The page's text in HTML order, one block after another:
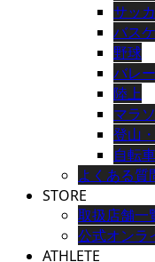
サッ
バス
野球
バレ
陸上
マラ
登山
自転車
よくある質
STORE
取扱店舗一
公式オンラ
ATHLETE